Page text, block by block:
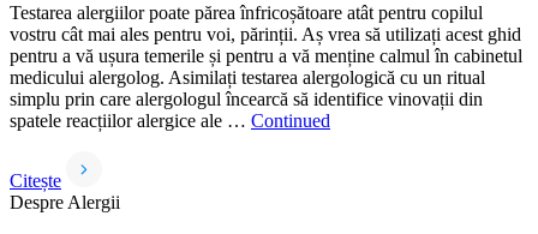
Testarea alergiilor poate părea înfricoșătoare atât pentru copilul
vostru cât mai ales pentru voi, părinții. Aș vrea să utilizați acest ghid
pentru a vă ușura temerile și pentru a vă menține calmul în cabinetul
medicului alergolog. Asimilați testarea alergologică cu un ritual
simplu prin care alergologul încearcă să identifice vinovații din
spatele reacțiilor alergice ale … Continued
Citește
Despre Alergii